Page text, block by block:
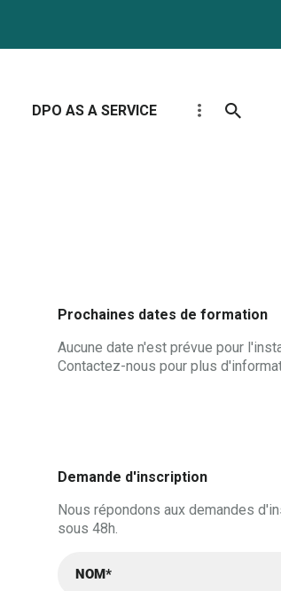
DPO AS A SERVICE
Prochaines dates de formation
Aucune date n'est prévue pour
Contactez-nous pour plus
Demande d'inscription
Nous répondons aux demandes
sous 48h.